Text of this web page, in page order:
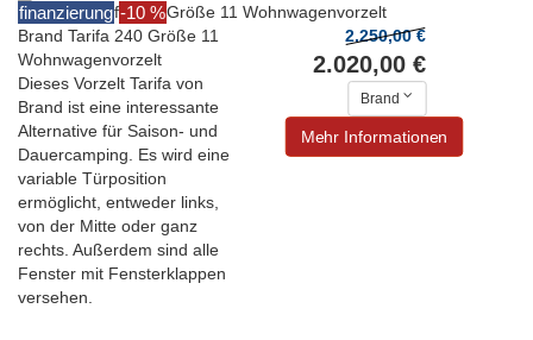
finanzierung -10 %
Brand Tarifa 240 Größe 11
Wohnwagenvorzelt
Dieses Vorzelt Tarifa von
Brand ist eine interessante
Alternative für Saison- und
Dauercamping. Es wird eine
variable Türposition
ermöglicht, entweder links,
von der Mitte oder ganz
rechts. Außerdem sind alle
Fenster mit Fensterklappen
versehen.
2.250,00 €
2.020,00 €
Brand
Mehr Informationen